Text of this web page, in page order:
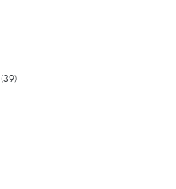
(39)